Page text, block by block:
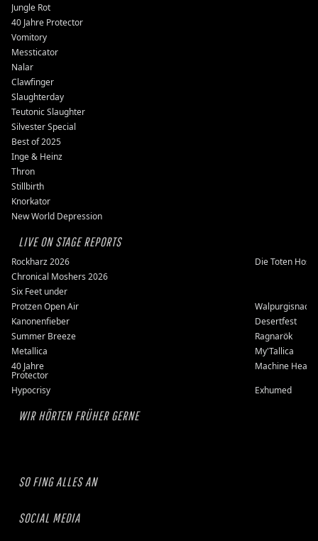
Jungle Rot
40 Jahre Protector
Vomitory
Messticator
Nalar
Clawfinger
Slaughterday
Teutonic Slaughter
Silvester Special
Best of 2025
Inge & Heinz
Thron
Stillbirth
Knorkator
New World Depression
LIVE ON STAGE REPORTS
Rockharz 2026
Die Toten
Chronical Moshers 2026
Six Feet under
Protzen Open Air
Walpurgisnacht
Kanonenfieber
Desertfest
Summer Breeze
Ragnarök
Metallica
My'Tallica
40 Jahre
Protector
Machine Head
Hypocrisy
Exhumed
WIR HÖRTEN FRÜHER GERNE
SO FING ALLES AN
SOCIAL MEDIA